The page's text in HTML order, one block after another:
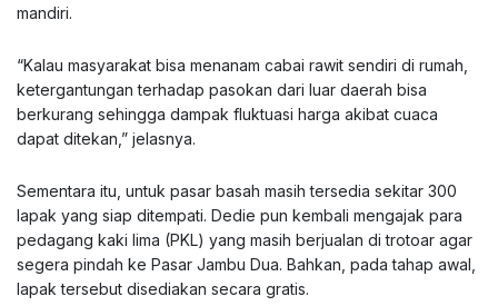
mandiri.
“Kalau masyarakat bisa menanam cabai rawit sendiri di rumah,
ketergantungan terhadap pasokan dari luar daerah bisa
berkurang sehingga dampak fluktuasi harga akibat cuaca
dapat ditekan,” jelasnya.
Sementara itu, untuk pasar basah masih tersedia sekitar 300
lapak yang siap ditempati. Dedie pun kembali mengajak para
pedagang kaki lima (PKL) yang masih berjualan di trotoar agar
segera pindah ke Pasar Jambu Dua. Bahkan, pada tahap awal,
lapak tersebut disediakan secara gratis.